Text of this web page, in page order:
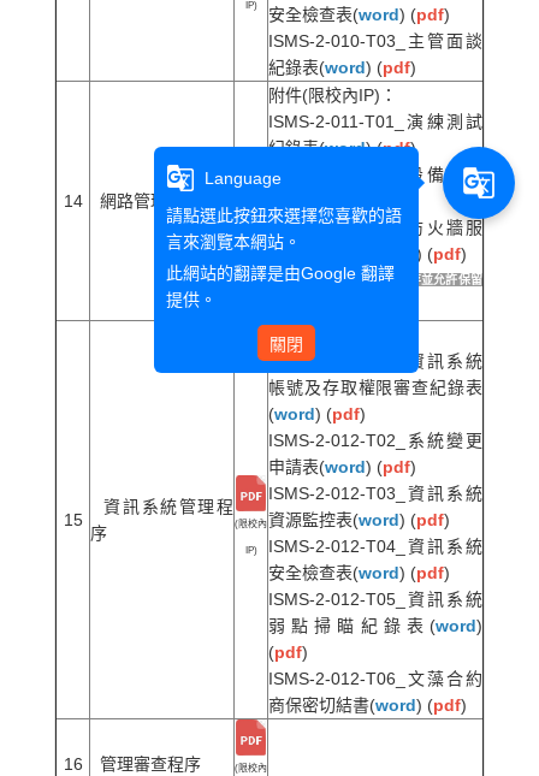
IP) 安全檢查表(word) (pdf)
ISMS-2-010-T03_主管面談
紀錄表(word) (pdf)
14 網路管理程序 (限校內
IP)
附件(限校內IP)：
ISMS-2-011-T01_演練測試
紀錄表(word) (pdf)
ISMS-2-011-T02_設備檢視
ISMS-2-011-T03_防火牆服
務異動申請單(
) (pdf)
註：word檔按滑鼠右鍵另存並允許保留
15
資訊系統管理程
序
(限校內
IP)
附件(限校內IP)：
ISMS-2-012-T01_資訊系統
帳號及存取權限審查紀錄表
(word) (pdf)
ISMS-2-012-T02_系統變更
申請表(word) (pdf)
ISMS-2-012-T03_資訊系統
資源監控表(word) (pdf)
ISMS-2-012-T04_資訊系統
安全檢查表(word) (pdf)
ISMS-2-012-T05_資訊系統
弱點掃瞄紀錄表(word)
(pdf)
ISMS-2-012-T06_文藻合約
商保密切結書(word) (pdf)
16 管理審查程序 (限校內
g_translate
Language
請點選此按鈕來選擇您喜歡的語
言來瀏覽本網站。
此網站的翻譯是由Google 翻譯
提供。
關閉
g_translate